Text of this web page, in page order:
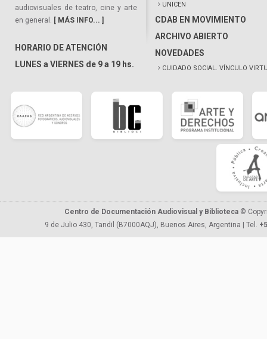
audiovisuales de teatro, cine y arte
en general. [ MÁS INFO... ]
HORARIO DE ATENCIÓN
LUNES a VIERNES de 9 a 19 hs.
UNICEN
CDAB EN MOVIMIENTO
ARCHIVO ABIERTO
NOVEDADES
CUIDADO SOCIAL. VÍNCULO
Centro de Documentación Audiovisual y Biblioteca ©
9 de Julio 430, Tandil (B7000AQJ), Buenos Aires, Argentina | Tel.